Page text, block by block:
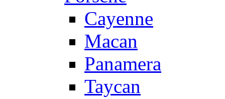
Cayenne
Macan
Panamera
Taycan